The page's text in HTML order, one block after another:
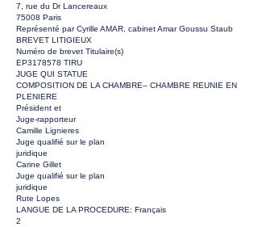
7, rue du Dr Lancereaux
75008 Paris
Représenté par Cyrille AMAR, cabinet Amar Goussu Staub
BREVET LITIGIEUX
Numéro de brevet Titulaire(s)
EP3178578 TIRU
JUGE QUI STATUE
COMPOSITION DE LA CHAMBRE– CHAMBRE REUNIE EN
PLENIERE
Président et
Juge-rapporteur
Camille Lignieres
Juge qualifié sur le plan
juridique
Carine Gillet
Juge qualifié sur le plan
juridique
Rute Lopes
LANGUE DE LA PROCEDURE: Français
2